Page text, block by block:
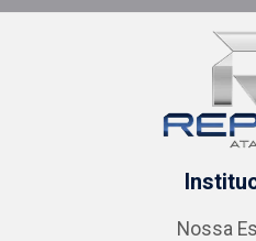
Nossa